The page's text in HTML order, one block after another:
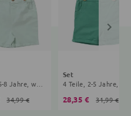
4 Teile, 5-8 Jahre, weiß, mint
34,99 €
Set
28,35 € 31,99 €